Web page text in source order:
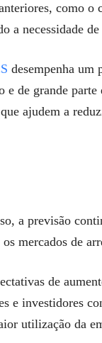
como o
a necessidade
desempenha um
e de grande
ajudem a
a previsão
os mercados de
de
e investidores
utilização da